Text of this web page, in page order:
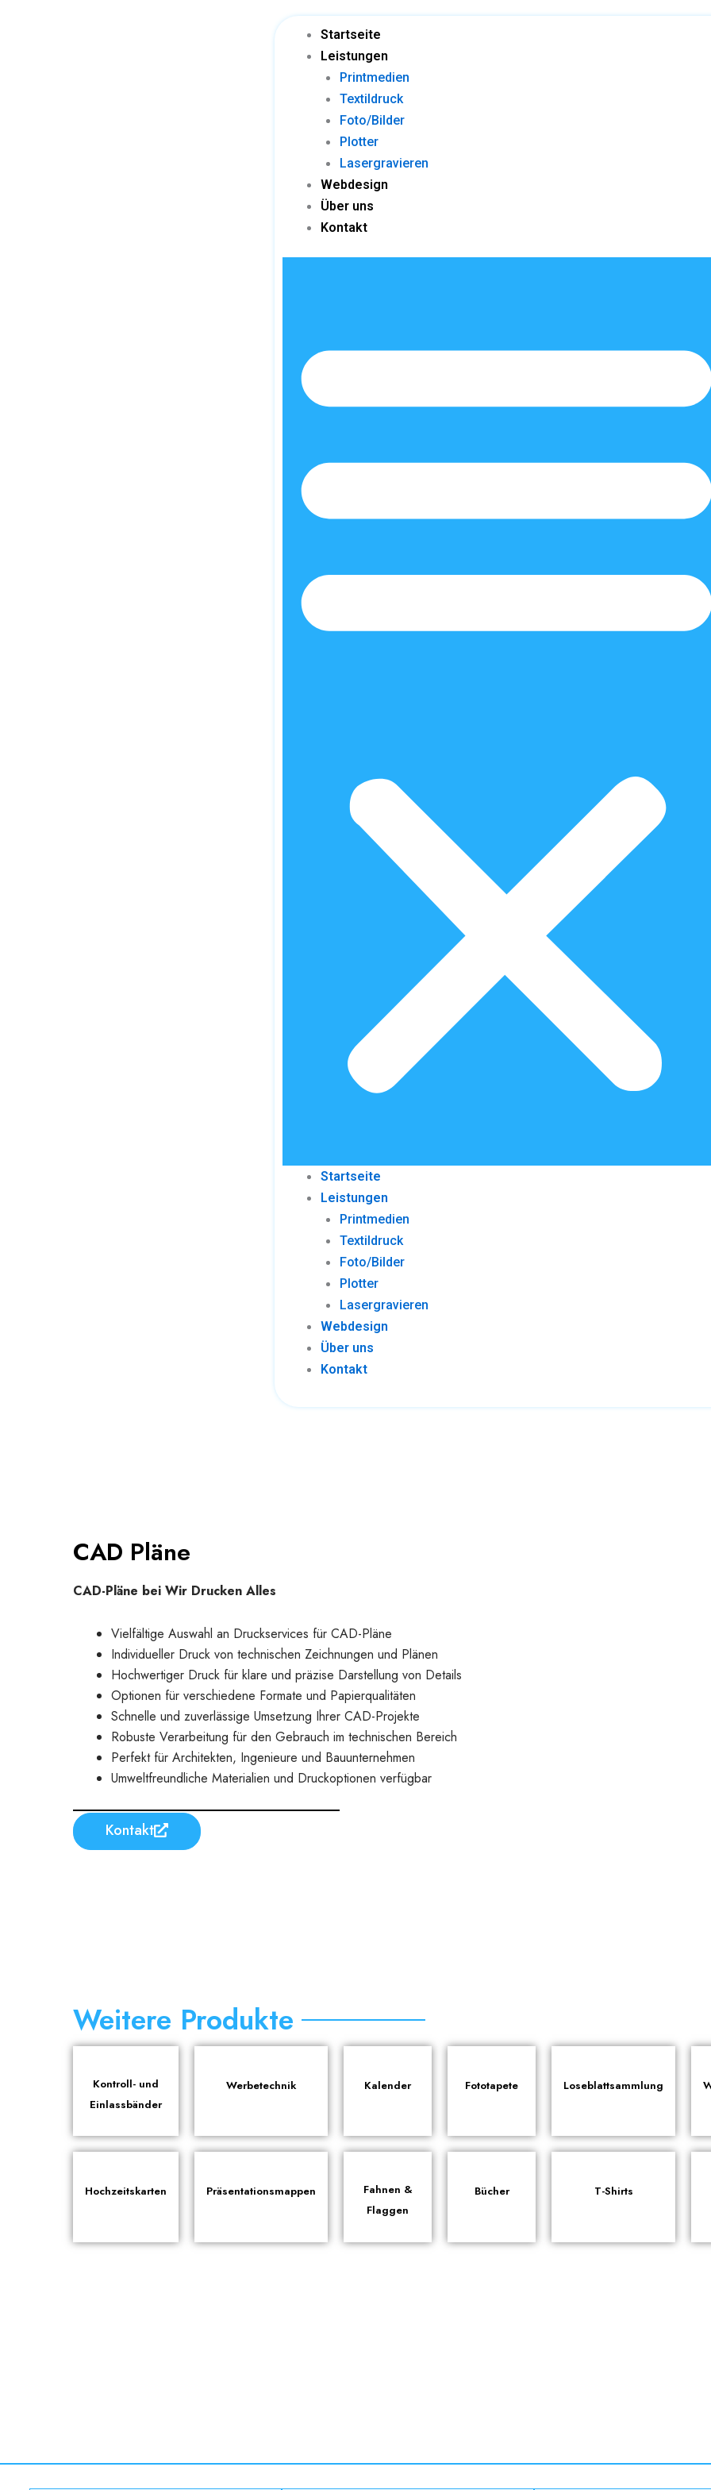
Startseite
Leistungen
Printmedien
Textildruck
Foto/Bilder
Plotter
Lasergravieren
Webdesign
Über uns
Kontakt
Startseite
Leistungen
Printmedien
Textildruck
Foto/Bilder
Plotter
Lasergravieren
Webdesign
Über uns
Kontakt
CAD Pläne
CAD-Pläne bei Wir Drucken Alles
Vielfältige Auswahl an Druckservices für CAD-Pläne
Individueller Druck von technischen Zeichnungen und Plänen
Hochwertiger Druck für klare und präzise Darstellung von Details
Optionen für verschiedene Formate und Papierqualitäten
Schnelle und zuverlässige Umsetzung Ihrer CAD-Projekte
Robuste Verarbeitung für den Gebrauch im technischen Bereich
Perfekt für Architekten, Ingenieure und Bauunternehmen
Umweltfreundliche Materialien und Druckoptionen verfügbar
Kontakt
Weitere Produkte
Kontroll- und
Einlassbänder
Werbetechnik Kalender Fototapete Loseblattsammlung
Hochzeitskarten Präsentationsmappen
Fahnen &
Flaggen
Bücher T-Shirts